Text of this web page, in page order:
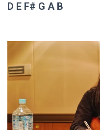
D E F# G A B